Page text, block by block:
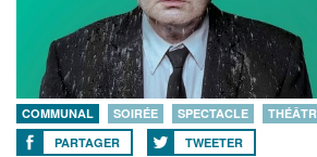
COMMUNAL SOIRÉE SPECTACLE
PARTAGER
TWEETER